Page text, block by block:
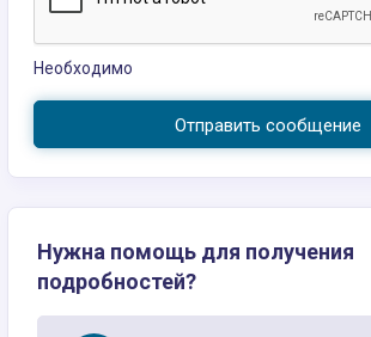
Необходимо
Отправить сообщение
Нужна помощь для получения
подробностей?